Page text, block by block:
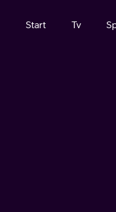
Start Tv